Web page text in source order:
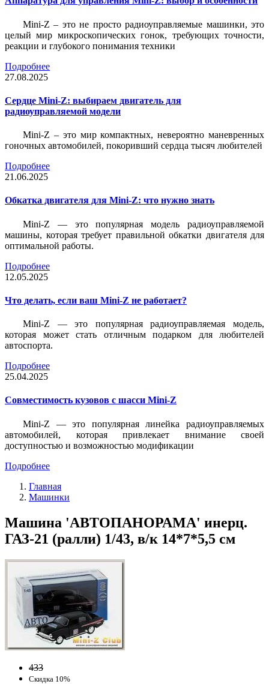
Mini-Z – это не просто радиоуправляемые машинки, это
целый мир микроскопических гонок, требующих точности,
реакции и глубокого понимания техники
Подробнее
27.08.2025
Сердце Mini-Z: выбираем двигатель для
радиоуправляемой модели
Mini-Z – это мир компактных, невероятно маневренных
гоночных автомобилей, покоривший сердца тысяч любителей
Подробнее
21.06.2025
Обкатка двигателя для Mini-Z: что нужно знать
Mini-Z — это популярная модель радиоуправляемой
машины, которая требует правильной обкатки двигателя для
оптимальной работы.
Подробнее
12.05.2025
Что делать, если ваш Mini-Z не работает?
Mini-Z — это популярная радиоуправляемая модель,
которая может стать отличным подарком для любителей
автоспорта.
Подробнее
25.04.2025
Совместимость кузовов с шасси Mini-Z
Mini-Z — это популярная линейка радиоуправляемых
автомобилей, которая привлекает внимание своей
доступностью и возможностью модификации
Подробнее
Главная
Машинки
Машина 'АВТОПАНОРАМА' инерц.
ГАЗ-21 (ралли) 1/43, в/к 14*7*5,5 см
433
Скидка 10%